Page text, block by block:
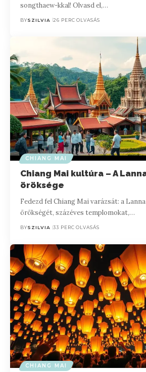
songthaew-kkal! Olvasd el,…
BYSZILVIA 26 PERC OLVASÁS
CHIANG MAI
Chiang Mai kultúra – A
öröksége
Fedezd fel Chiang Mai varázsát: a
örökségét, százéves templomokat,…
BYSZILVIA 33 PERC OLVASÁS
CHIANG MAI